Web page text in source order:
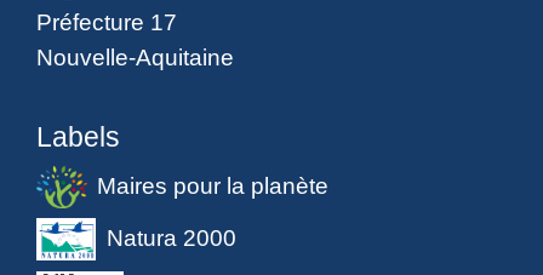
Préfecture 17
Nouvelle-Aquitaine
Labels
Maires pour la planète
Natura 2000